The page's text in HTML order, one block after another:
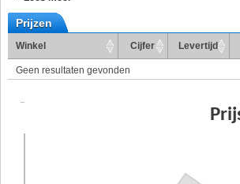
Prijzen
Winkel Cijfer Levertijd
Geen resultaten gevonden